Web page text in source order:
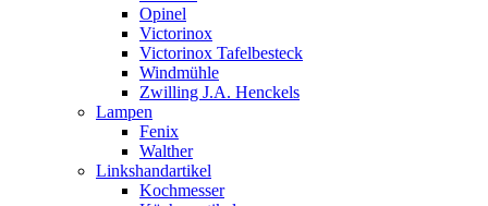
Opinel
Victorinox
Victorinox Tafelbesteck
Windmühle
Zwilling J.A. Henckels
Lampen
Fenix
Walther
Linkshandartikel
Kochmesser